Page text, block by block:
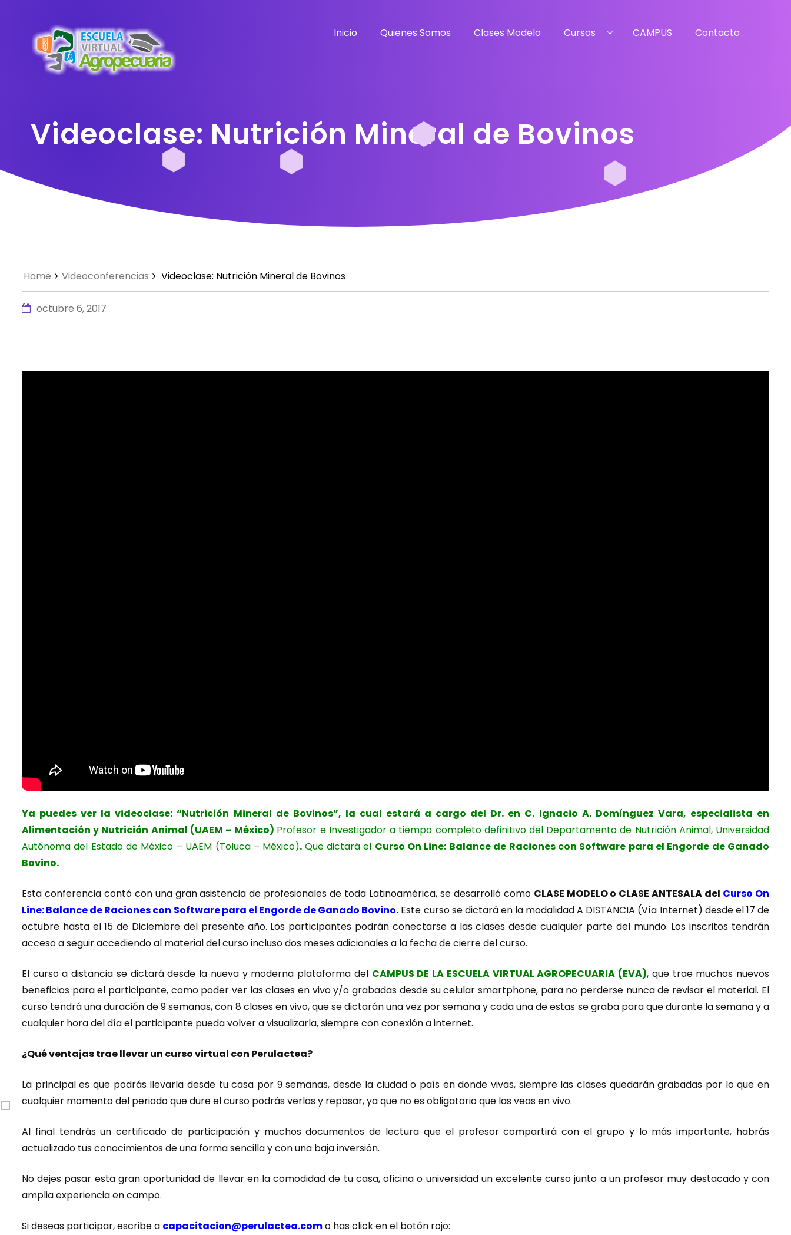
Inicio Quienes Somos Clases Modelo Cursos CAMPUS Contacto
Videoclase: Nutrición Mineral de Bovinos
Home Videoconferencias Videoclase: Nutrición Mineral de Bovinos
octubre 6, 2017
Ya puedes ver la videoclase:“Nutrición Mineral de Bovinos”, la cual estará a cargo del Dr. en C. Ignacio A. Domínguez Vara, especialista en
Alimentación y Nutrición Animal (UAEM – México) Profesor e Investigador a tiempo completo definitivo del Departamento de Nutrición Animal, Universidad
Autónoma del Estado de México – UAEM (Toluca – México). Que dictará el Curso On Line: Balance de Raciones con Software para el Engorde de Ganado
Bovino.
Esta conferencia contó con una gran asistencia de profesionales de toda Latinoamérica, se desarrolló como CLASE MODELO o CLASE ANTESALA del Curso On
Line: Balance de Raciones con Software para el Engorde de Ganado Bovino. Este curso se dictará en la modalidad A DISTANCIA (Vía Internet) desde el 17 de
octubre hasta el 15 de Diciembre del presente año. Los participantes podrán conectarse a las clases desde cualquier parte del mundo. Los inscritos tendrán
acceso a seguir accediendo al material del curso incluso dos meses adicionales a la fecha de cierre del curso.
El curso a distancia se dictará desde la nueva y moderna plataforma del CAMPUS DE LA ESCUELA VIRTUAL AGROPECUARIA (EVA), que trae muchos nuevos
beneficios para el participante, como poder ver las clases en vivo y/o grabadas desde su celular smartphone, para no perderse nunca de revisar el material. El
curso tendrá una duración de 9 semanas, con 8 clases en vivo, que se dictarán una vez por semana y cada una de estas se graba para que durante la semana y a
cualquier hora del día el participante pueda volver a visualizarla, siempre con conexión a internet.
¿Qué ventajas trae llevar un curso virtual con Perulactea?
La principal es que podrás llevarla desde tu casa por 9 semanas, desde la ciudad o país en donde vivas, siempre las clases quedarán grabadas por lo que en
cualquier momento del periodo que dure el curso podrás verlas y repasar, ya que no es obligatorio que las veas en vivo.
Al final tendrás un certificado de participación y muchos documentos de lectura que el profesor compartirá con el grupo y lo más importante, habrás
actualizado tus conocimientos de una forma sencilla y con una baja inversión.
No dejes pasar esta gran oportunidad de llevar en la comodidad de tu casa, oficina o universidad un excelente curso junto a un profesor muy destacado y con
amplia experiencia en campo.
Si deseas participar, escribe a capacitacion@perulactea.como has click en el botón rojo: